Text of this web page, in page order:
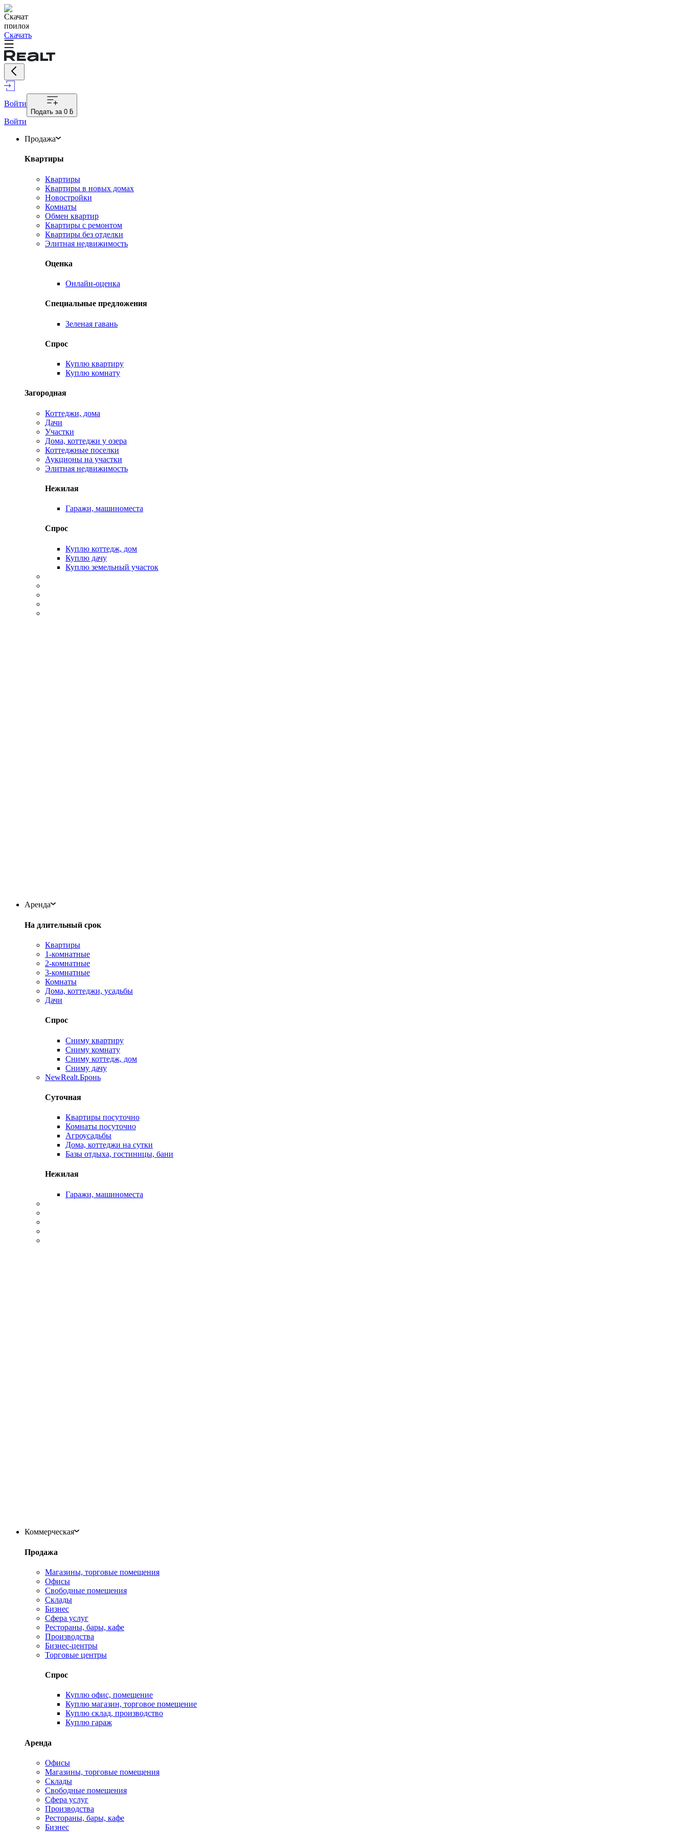
Скачать
Войти
Подать за 0 ƃ
Войти
Продажа
Квартиры
Квартиры
Квартиры в новых домах
Новостройки
Комнаты
Обмен квартир
Квартиры с ремонтом
Квартиры без отделки
Элитная недвижимость
Оценка
Онлайн-оценка
Специальные предложения
Зеленая гавань
Спрос
Куплю квартиру
Куплю комнату
Загородная
Коттеджи, дома
Дачи
Участки
Дома, коттеджи у озера
Коттеджные поселки
Аукционы на участки
Элитная недвижимость
Нежилая
Гаражи, машиноместа
Спрос
Куплю коттедж, дом
Куплю дачу
Куплю земельный участок
Аренда
На длительный срок
Квартиры
1-комнатные
2-комнатные
3-комнатные
Комнаты
Дома, коттеджи, усадьбы
Дачи
Спрос
Сниму квартиру
Сниму комнату
Сниму коттедж, дом
Сниму дачу
NewRealt.Бронь
Суточная
Квартиры посуточно
Комнаты посуточно
Агроусадьбы
Дома, коттеджи на сутки
Базы отдыха, гостиницы, бани
Нежилая
Гаражи, машиноместа
Коммерческая
Продажа
Магазины, торговые помещения
Офисы
Свободные помещения
Склады
Бизнес
Сфера услуг
Рестораны, бары, кафе
Производства
Бизнес-центры
Торговые центры
Спрос
Куплю офис, помещение
Куплю магазин, торговое помещение
Куплю склад, производство
Куплю гараж
Аренда
Офисы
Магазины, торговые помещения
Склады
Свободные помещения
Сфера услуг
Производства
Рестораны, бары, кафе
Бизнес